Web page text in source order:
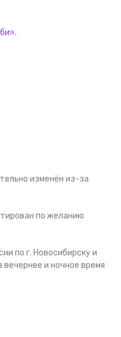
изменён из-за
по желанию
по г. Новосибирску и
и ночное время